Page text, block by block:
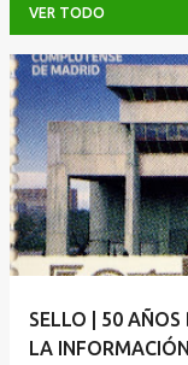
VER TODO
E
n
t
r
a
d
SELLO | 50 AÑOS
LA